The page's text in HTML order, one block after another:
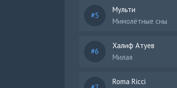
Мульти
Мимолётные сны
Халиф Атуев
Милая
Roma Ricci